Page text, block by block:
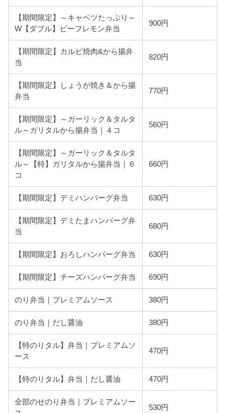
【期間限定】～キャベツたっぷり～
W【ダブル】ビーフレモン弁当
900円
【期間限定】カルビ焼肉&から揚弁
当
820円
【期間限定】しょうが焼き＆から揚
弁当
770円
【期間限定】～ガーリック＆タルタ
ル～ガリタルから揚弁当｜４コ
560円
【期間限定】～ガーリック＆タルタ
ル～【特】ガリタルから揚弁当｜６
コ
660円
【期間限定】デミハンバーグ弁当 630円
【期間限定】デミたまハンバーグ弁
当
680円
【期間限定】おろしハンバーグ弁当 630円
【期間限定】チーズハンバーグ弁当 690円
のり弁当｜プレミアムソース 380円
のり弁当｜だし醤油 380円
【特のりタル】弁当｜プレミアムソ
ース
470円
【特のりタル】弁当｜だし醤油 470円
全部のせのり弁当｜プレミアムソー
530円